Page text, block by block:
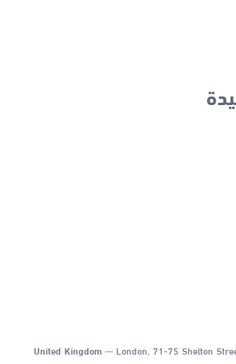
United Kingdom — London, 71-75 Shelton